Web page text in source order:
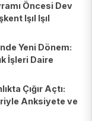
Öncesi Dev
Işıl Işıl
Yeni Dönem:
İşleri Daire
Çığır Açtı:
Anksiyete ve